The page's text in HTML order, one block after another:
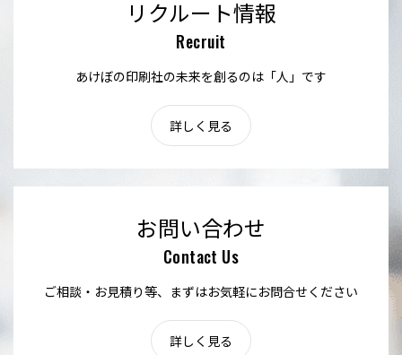
リクルート情報
Recruit
あけぼの印刷社の未来を創るのは「人」です
詳しく見る
お問い合わせ
Contact Us
ご相談・お見積り等、まずはお気軽にお問合せください
詳しく見る